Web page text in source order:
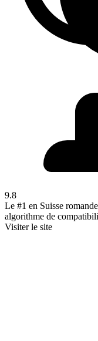
9.8
Le #1 en Suisse
algorithme de
Visiter le site